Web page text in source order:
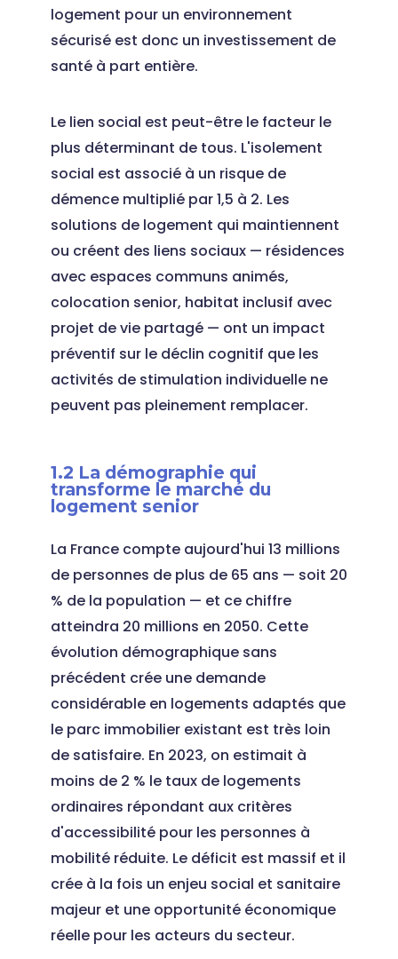
logement pour un environnement
sécurisé est donc un investissement de
santé à part entière.
Le lien social est peut-être le facteur le
plus déterminant de tous. L'isolement
social est associé à un risque de
démence multiplié par 1,5 à 2. Les
solutions de logement qui maintiennent
ou créent des liens sociaux — résidences
avec espaces communs animés,
colocation senior, habitat inclusif avec
projet de vie partagé — ont un impact
préventif sur le déclin cognitif que les
activités de stimulation individuelle ne
peuvent pas pleinement remplacer.
1.2 La démographie qui
transforme le marché du
logement senior
La France compte aujourd'hui 13 millions
de personnes de plus de 65 ans — soit 20
% de la population — et ce chiffre
atteindra 20 millions en 2050. Cette
évolution démographique sans
précédent crée une demande
considérable en logements adaptés que
le parc immobilier existant est très loin
de satisfaire. En 2023, on estimait à
moins de 2 % le taux de logements
ordinaires répondant aux critères
d'accessibilité pour les personnes à
mobilité réduite. Le déficit est massif et il
crée à la fois un enjeu social et sanitaire
majeur et une opportunité économique
réelle pour les acteurs du secteur.